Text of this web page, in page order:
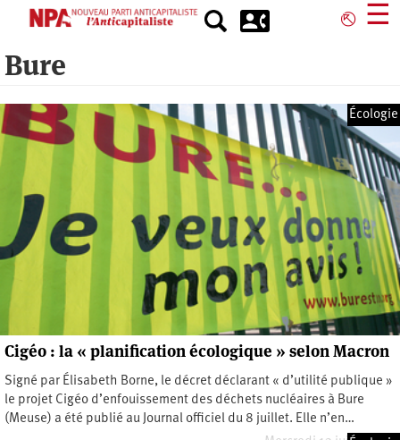
principal
⎋ ☰
Bure
Écologie
Cigéo : la « planification écologique » selon Macron
Signé par Élisabeth Borne, le décret déclarant « d’utilité publique »
le projet Cigéo d’enfouissement des déchets nucléaires à Bure
(Meuse) a été publié au Journal officiel du 8 juillet. Elle n’en…